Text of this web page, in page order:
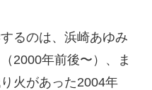
るのは、浜崎あゆみ
2000年前後〜）、ま
火があった2004年